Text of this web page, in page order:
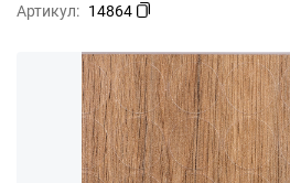
Артикул: 14864